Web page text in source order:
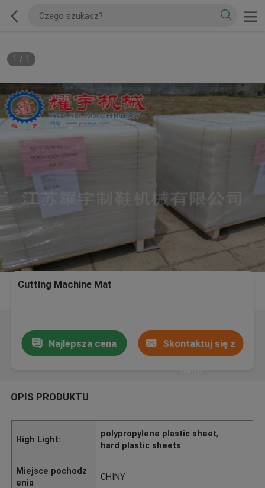
1 / 1
Cutting Machine Mat
Najlepsza cena Skontaktuj się z
OPIS PRODUKTU
High Light:
polypropylene plastic sheet,
hard plastic sheets
Miejsce pochodz
enia
CHINY